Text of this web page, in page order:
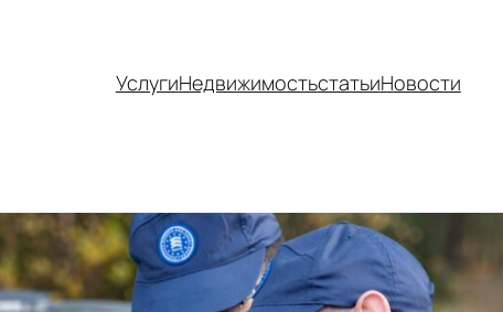
УслугиНедвижимостьстатьиНовости